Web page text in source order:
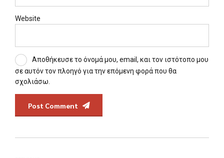
Website
Αποθήκευσε το όνομά μου, email, και τον ιστότοπο μου
σε αυτόν τον πλοηγό για την επόμενη φορά που θα
σχολιάσω.
Post Comment